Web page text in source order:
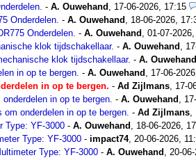
- A. Ouwehand , 17-06-2026, 17:15
Onderdelen. - A. Ouwehand , 18-06-2026,
Onderdelen. - A. Ouwehand , 01-07-
klok tijdschakellaar. - A. Ouwehand ,
klok tijdschakellaar. - A. Ouwehand
in op te bergen. - A. Ouwehand , 17-06-
in op te bergen. - Ad Zijlmans, 17-
in op te bergen. - A. Ouwehand ,
om onderdelen in op te bergen. - Ad Zijlmans,
Type: YF-3000 - A. Ouwehand , 18-06-2026,
Type: YF-3000 - impact74, 20-06-2026,
Type: YF-3000 - A. Ouwehand , 20-